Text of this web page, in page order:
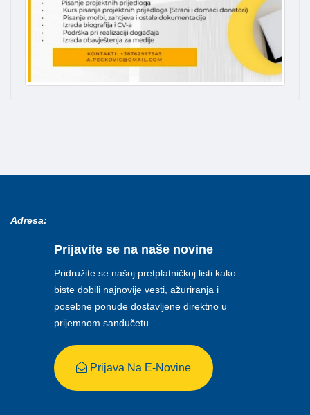
Adresa:
Prijavite se na naše novine
Pridružite se našoj pretplatničkoj listi kako
biste dobili najnovije vesti, ažuriranja i
posebne ponude dostavljene direktno u
prijemnom sandučetu
Prijava Na E-Novine